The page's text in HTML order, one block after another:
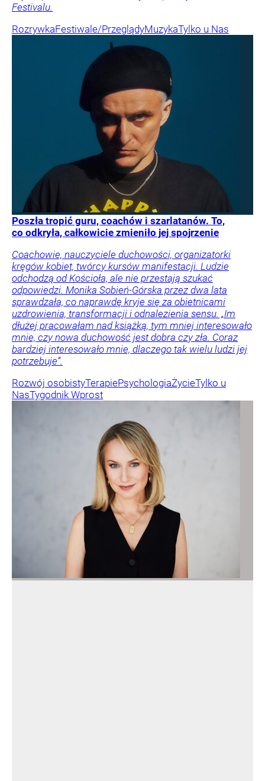
Festivalu.
RozrywkaFestiwale/PrzeglądyMuzykaTylko u Nas
Poszła tropić guru, coachów i szarlatanów. To,
co odkryła, całkowicie zmieniło jej spojrzenie
Coachowie, nauczyciele duchowości, organizatorki
kręgów kobiet, twórcy kursów manifestacji. Ludzie
odchodzą od Kościoła, ale nie przestają szukać
odpowiedzi. Monika Sobień-Górska przez dwa lata
sprawdzała, co naprawdę kryje się za obietnicami
uzdrowienia, transformacji i odnalezienia sensu. „Im
dłużej pracowałam nad książką, tym mniej interesowało
mnie, czy nowa duchowość jest dobra czy zła. Coraz
bardziej interesowało mnie, dlaczego tak wielu ludzi jej
potrzebuje”.
Rozwój osobistyTerapiePsychologiaŻycieTylko u
NasTygodnik Wprost